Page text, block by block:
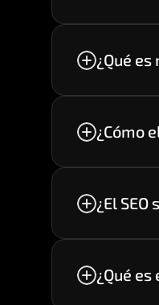
¿Qué
Ambos
¿Cómo
Es
¿El
Sí. El
¿Qué
Es la